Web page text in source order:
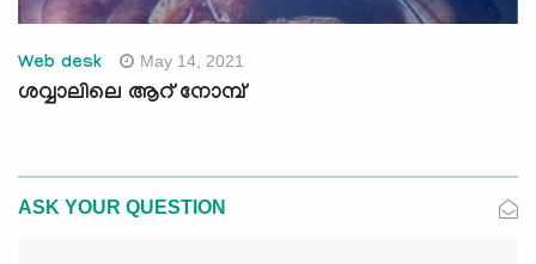
Web desk May 14, 2021
ശവ്വാലിലെ ആറ് നോമ്പ്
ASK YOUR QUESTION